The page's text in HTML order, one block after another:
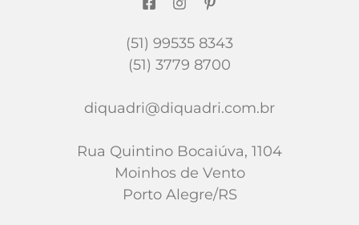
(51) 99535 8343
(51) 3779 8700
diquadri@diquadri.com.br
Rua Quintino Bocaiúva, 1104
Moinhos de Vento
Porto Alegre/RS